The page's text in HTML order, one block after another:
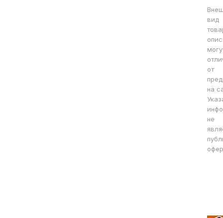
вид
от
на
не